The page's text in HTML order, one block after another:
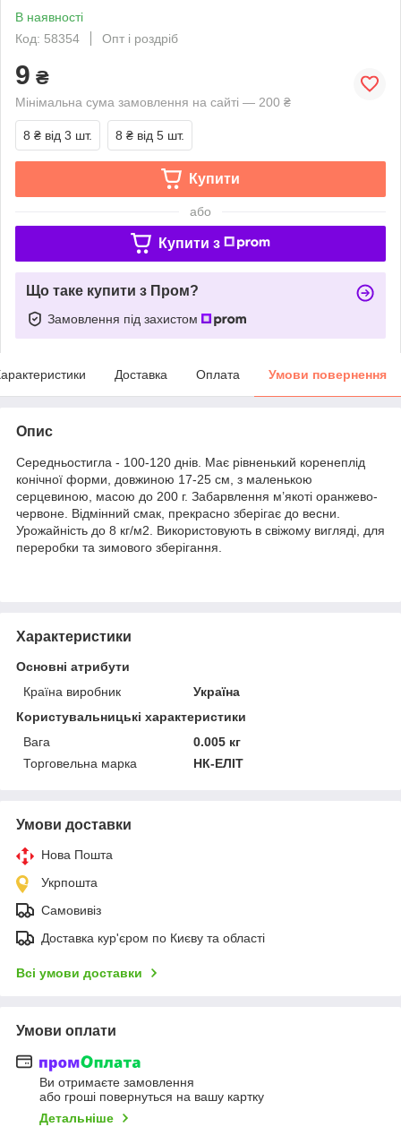
В наявності
Код: 58354
Опт і роздріб
9 ₴
Мінімальна сума замовлення на сайті — 200 ₴
8 ₴ від 3 шт. 8 ₴ від 5 шт.
Купити
або
Купити з
Що таке купити з Пром?
Замовлення під захистом
Доставка Оплата Умови повернення
Опис
Середньостигла - 100-120 днів. Має рівненький коренеплід
конічної форми, довжиною 17-25 см, з маленькою
серцевиною, масою до 200 г. Забарвлення м’якоті оранжево-
червоне. Відмінний смак, прекрасно зберігає до весни.
Урожайність до 8 кг/м2. Використовують в свіжому вигляді, для
переробки та зимового зберігання.
Характеристики
Основні атрибути
Країна виробник
Україна
Користувальницькі характеристики
Вага
0.005 кг
Торговельна марка
НК-ЕЛІТ
Умови доставки
Нова Пошта
Укрпошта
Самовивіз
Доставка кур'єром по Києву та області
Всі умови доставки
Умови оплати
Ви отримаєте замовлення
або гроші повернуться на вашу картку
Детальніше